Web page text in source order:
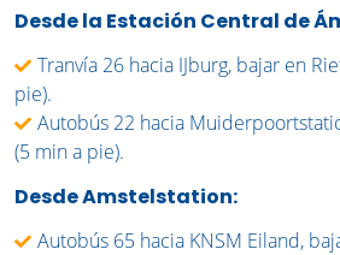
Desde la Estación Central de
Tranvía 26 hacia IJburg, bajar en
pie).
Autobús 22 hacia
(5 min a pie).
Desde Amstelstation:
Autobús 65 hacia KNSM Eiland,